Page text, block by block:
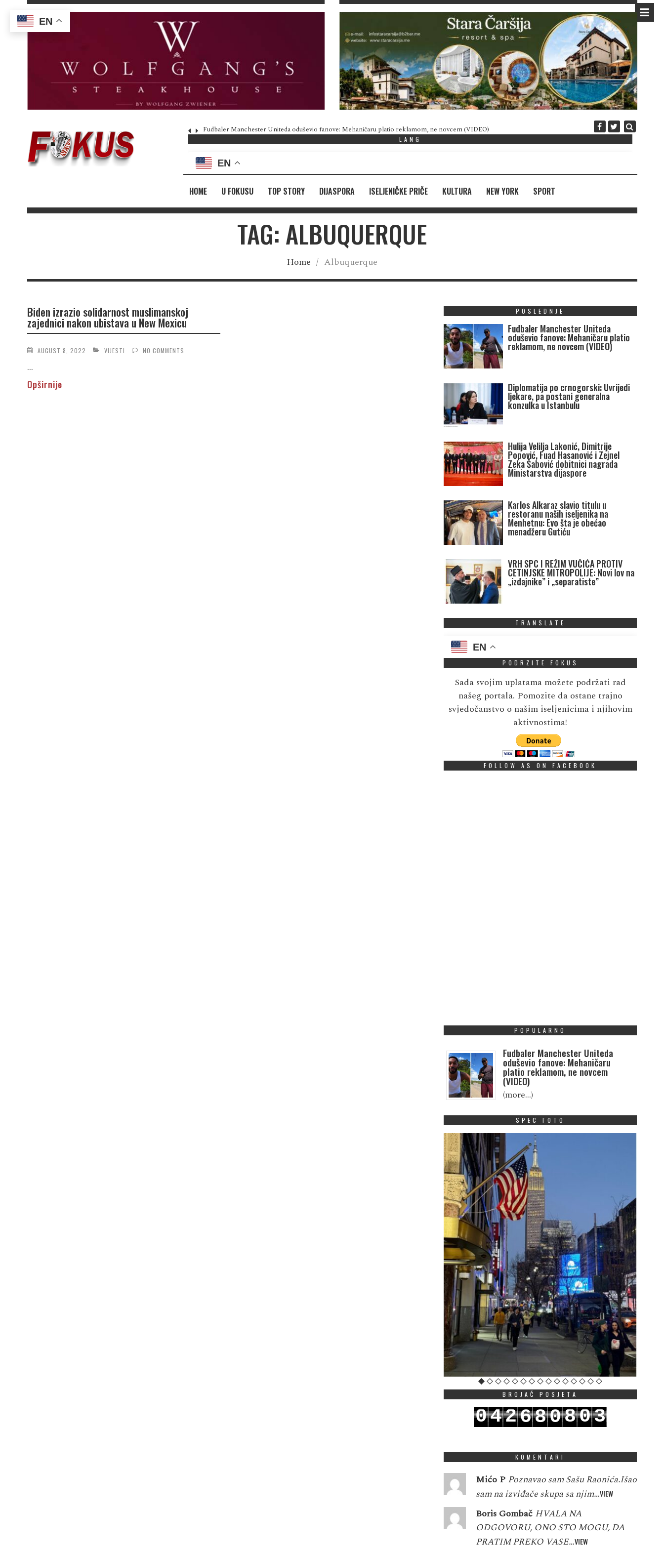
Fudbaler Manchester Uniteda oduševio fanove: Mehaničaru platio reklamom, ne novcem (VIDEO) Diplomatija po
LANG
EN
HOME U FOKUSU TOP STORY DIJASPORA ISELJENIČKE PRIČE KULTURA NEW YORK SPORT
TAG: ALBUQUERQUE
Home / Albuquerque
Biden izrazio solidarnost muslimanskoj
zajednici nakon ubistava u New Mexicu
AUGUST 8, 2022 VIJESTI NO COMMENTS
...
Opširnije
POSLEDNJE
Fudbaler Manchester Uniteda
oduševio fanove: Mehaničaru platio
reklamom, ne novcem (VIDEO)
Diplomatija po crnogorski: Uvrijedi
ljekare, pa postani generalna
konzulka u Istanbulu
Hulija Velilja Lakonić, Dimitrije
Popović, Fuad Hasanović i Zejnel
Zeka Šabović dobitnici nagrada
Ministarstva dijaspore
Karlos Alkaraz slavio titulu u
restoranu naših iseljenika na
Menhetnu: Evo šta je obećao
menadžeru Gutiću
VRH SPC I REŽIM VUČIĆA PROTIV
CETINJSKE MITROPOLIJE: Novi lov na
„izdajnike” i „separatiste”
TRANSLATE
EN
PODRZITE FOKUS
Sada svojim uplatama možete podržati rad
našeg portala. Pomozite da ostane trajno
svjedočanstvo o našim iseljenicima i njihovim
aktivnostima!
FOLLOW AS ON FACEBOOK
POPULARNO
Fudbaler Manchester Uniteda
oduševio fanove: Mehaničaru
platio reklamom, ne novcem
(VIDEO)
(more…)
SPEC FOTO
BROJAČ POSJETA
042680803
KOMENTARI
Mićo P Poznavao sam Sašu Raonića.Išao
sam na izviđače skupa sa njim…VIEW
Boris Gombač HVALA NA
ODGOVORU, ONO STO MOGU, DA
PRATIM PREKO VASE…VIEW
EN